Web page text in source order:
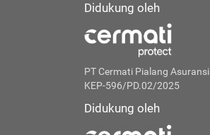
Didukung oleh
PT Cermati Pialang Asuransi
KEP-596/PD.02/2025
Didukung oleh